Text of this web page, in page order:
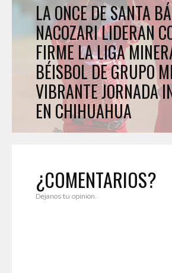
LA ONCE DE SANTA
NACOZARI LIDERAN
FIRME LA LIGA
BÉISBOL DE GRUPO
VIBRANTE JORNADA
EN CHIHUAHUA
¿COMENTARIOS?
Déjanos tu opinión.